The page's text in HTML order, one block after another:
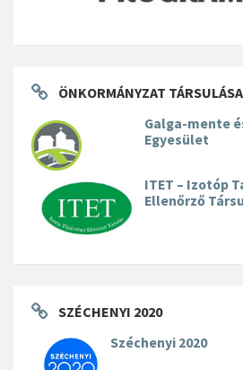
ÖNKORMÁNYZAT
Galga-mente
Egyesület
ITET – Izotóp
Ellenőrző
SZÉCHENYI 2020
Széchenyi 2020